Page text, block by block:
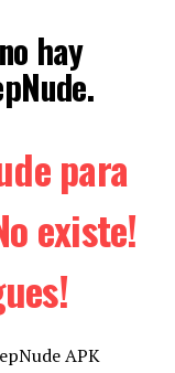
hay
para
existe!
APK